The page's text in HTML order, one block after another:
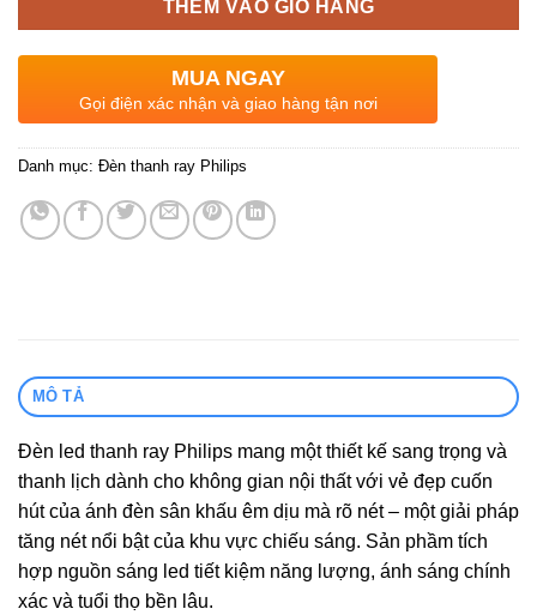
THÊM VÀO GIỎ HÀNG
MUA NGAY
Gọi điện xác nhận và giao hàng tận nơi
Danh mục: Đèn thanh ray Philips
MÔ TẢ
Đèn led thanh ray Philips mang một thiết kế sang trọng và
thanh lịch dành cho không gian nội thất với vẻ đẹp cuốn
hút của ánh đèn sân khấu êm dịu mà rõ nét – một giải pháp
tăng nét nổi bật của khu vực chiếu sáng. Sản phầm tích
hợp nguồn sáng led tiết kiệm năng lượng, ánh sáng chính
xác và tuổi thọ bền lâu.